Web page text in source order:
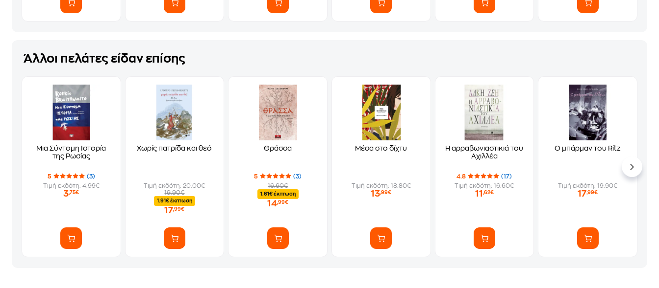
Άλλοι πελάτες είδαν επίσης
Μια Σύντομη Ιστορία
της Ρωσίας
5
(3)
Τιμή εκδότη: 4.99€
3,75€
Χωρίς πατρίδα και θεό
Τιμή εκδότη: 20.00€
19.90€
1.91€ έκπτωση
17,99€
Θράσσα
5
(3)
16.60€
1.61€ έκπτωση
14,99€
Μέσα στο δίχτυ
Τιμή εκδότη: 18.80€
13,99€
Η αρραβωνιαστικιά του
Αχιλλέα
4.8
(17)
Τιμή εκδότη: 16.60€
11 ,62€
Ο μπάρμαν του Ritz
Τιμή εκδότη: 19.90€
17,99€